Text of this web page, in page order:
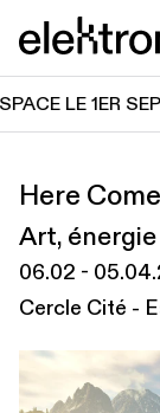
elektron
LE 1ER
Here
Art,
06.02 -
Cercle Cité -